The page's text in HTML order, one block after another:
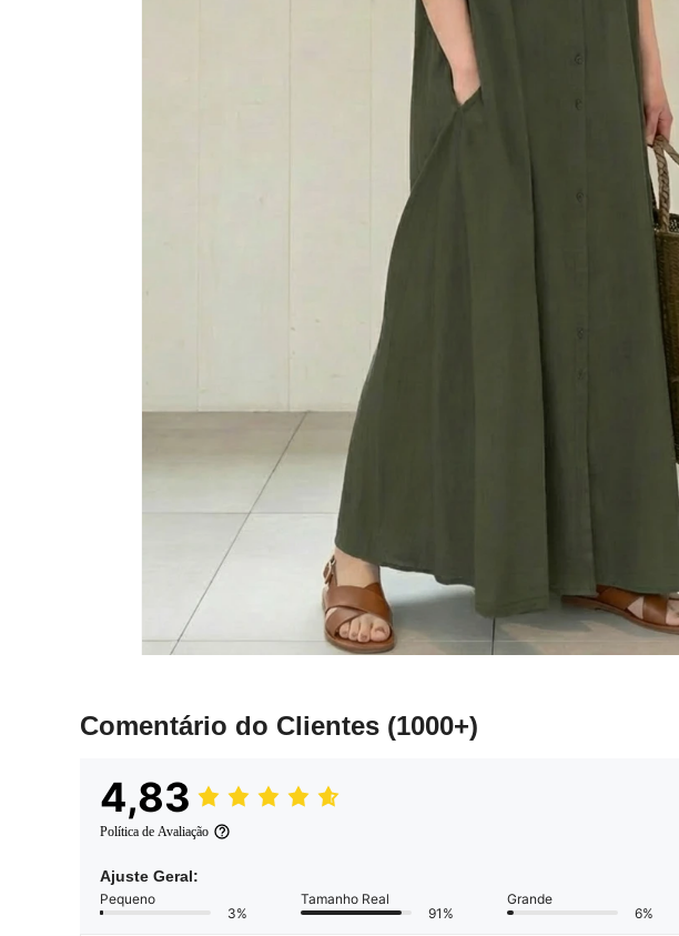
Comentário do Clientes (1000+)
4,83
Política de Avaliação
Ajuste Geral:
Pequeno
3%
Tamanho Real
91%
Grande
6%